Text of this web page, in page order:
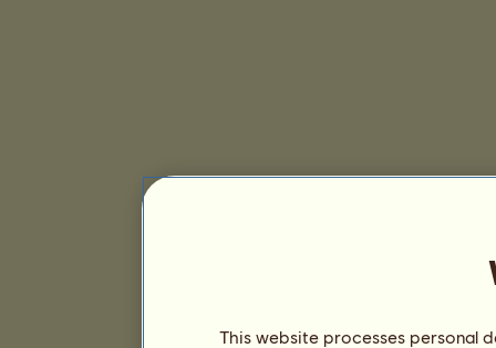
This website processes personal